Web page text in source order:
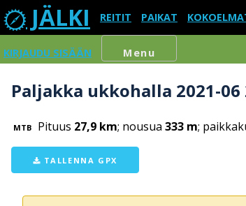
JÄLKI REITIT PAIKAT
KIRJAUDU SISÄÄN Menu
Paljakka ukkohalla 2021-06
MTB Pituus 27,9 km; nousua 333 m;
TALLENNA GPX